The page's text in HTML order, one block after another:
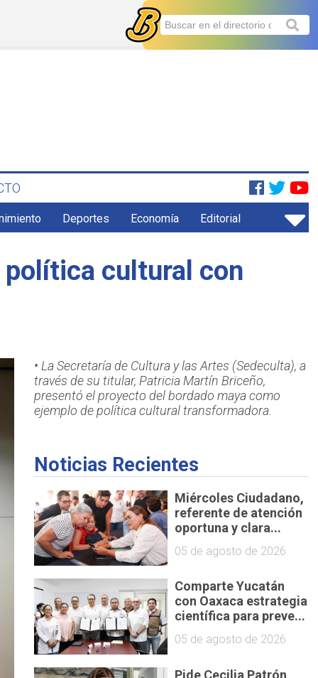
Deportes Economía Editorial
política cultural con
• La Secretaría de Cultura y las Artes (Sedeculta), a
través de su titular, Patricia Martín Briceño,
presentó el proyecto del bordado maya como
ejemplo de política cultural transformadora.
Noticias Recientes
Miércoles Ciudadano,
referente de atención
oportuna y clara...
05 de agosto de 2026
Comparte Yucatán
con Oaxaca estrategia
científica para preve...
05 de agosto de 2026
Pide Cecilia Patrón